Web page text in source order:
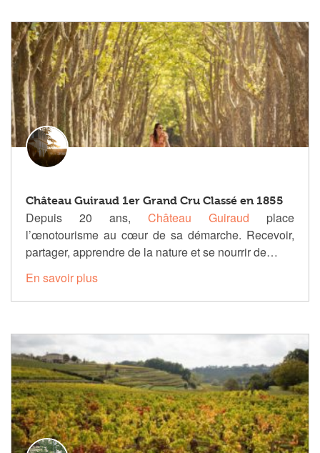
Château Guiraud 1er Grand Cru Classé en 1855
Depuis 20 ans, Château Guiraud place
l’œnotourisme au cœur de sa démarche. Recevoir,
partager, apprendre de la nature et se nourrir de…
En savoir plus